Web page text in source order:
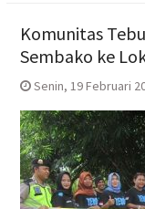
Komunitas
Sembako ke
Senin, 19 Februari